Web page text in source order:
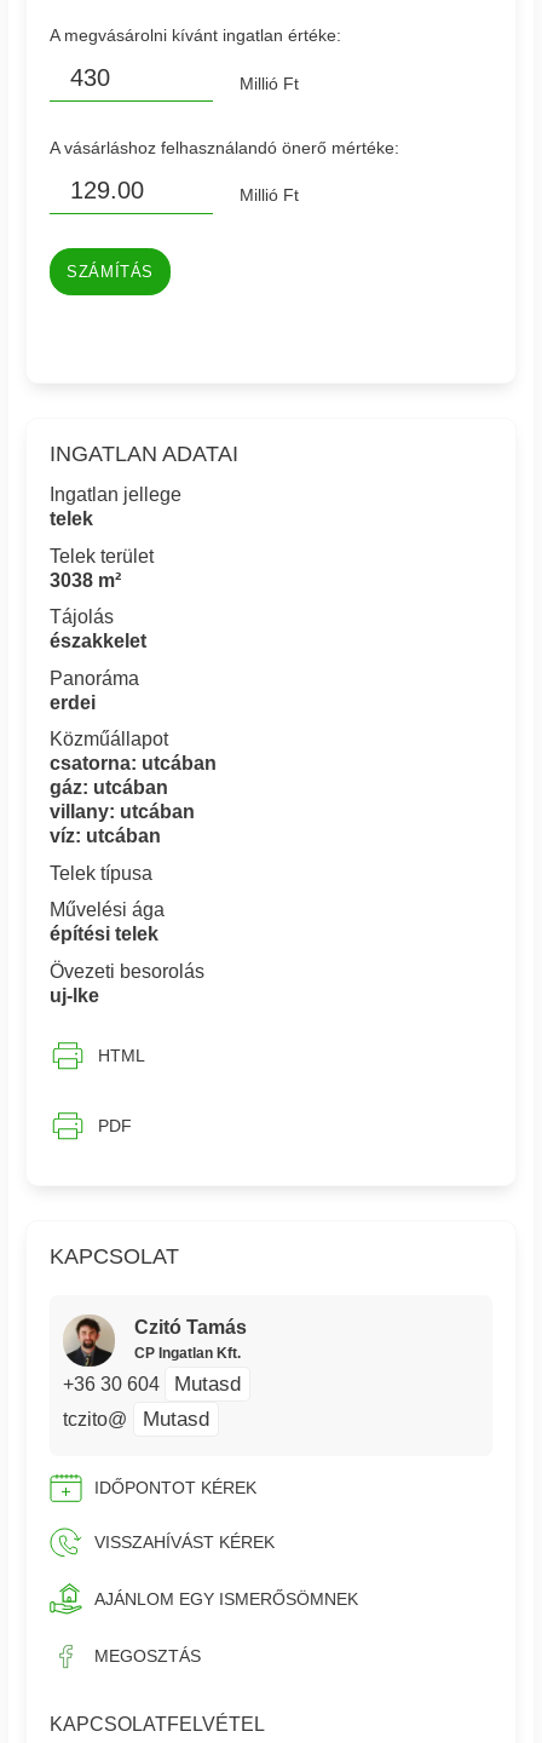
A megvásárolni kívánt ingatlan értéke:
Millió Ft
A vásárláshoz felhasználandó önerő mértéke:
Millió Ft
SZÁMÍTÁS
KAPCSOLAT
Czitó Tamás
CP Ingatlan Kft.
+36 30 604 Mutasd
tczito@ Mutasd
IDŐPONTOT KÉREK
VISSZAHÍVÁST KÉREK
AJÁNLOM EGY ISMERŐSÖMNEK
MEGOSZTÁS
KAPCSOLATFELVÉTEL
INGATLAN ADATAI
Ingatlan jellege
telek
Telek terület
3038 m²
Tájolás
északkelet
Panoráma
erdei
Közműállapot
csatorna: utcában
gáz: utcában
villany: utcában
víz: utcában
Telek típusa
Művelési ága
építési telek
Övezeti besorolás
uj-lke
HTML
PDF